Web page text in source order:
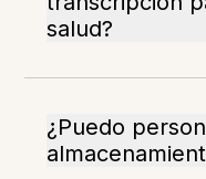
salud?
¿Puedo